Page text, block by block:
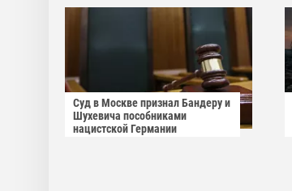
Суд в Москве признал Бандеру и
Шухевича пособниками
нацистской Германии